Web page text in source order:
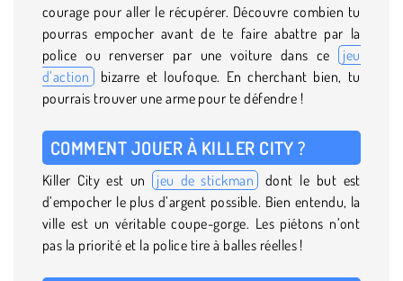
courage pour aller le récupérer. Découvre combien tu
pourras empocher avant de te faire abattre par la
police ou renverser par une voiture dans ce jeu
d’action bizarre et loufoque. En cherchant bien, tu
pourrais trouver une arme pour te défendre !
COMMENT JOUER À KILLER CITY ?
Killer City est un jeu de stickman
dont le but est
d’empocher le plus d’argent possible. Bien entendu, la
ville est un véritable coupe-gorge. Les piétons n’ont
pas la priorité et la police tire à balles réelles !